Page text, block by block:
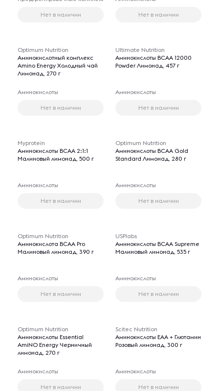
Нет в наличии Нет в наличии
Optimum Nutrition
Аминокислотный комплекс
Amino Energy Холодный чай
Лимонад, 270 г
Аминокислоты
Нет в наличии
Ultimate Nutrition
Аминокислоты BCAA 12000
Powder Лимонад, 457 г
Аминокислоты
Нет в наличии
Myprotein
Аминокислоты BCAA 2:1:1
Малиновый лимонад, 500 г
Аминокислоты
Нет в наличии
Optimum Nutrition
Аминокислоты BCAA Gold
Standard Лимонад, 280 г
Аминокислоты
Нет в наличии
Optimum Nutrition
Аминокислота BCAA Pro
Малиновый лимонад, 390 г
Аминокислоты
Нет в наличии
USPlabs
Аминокислоты BCAA Supreme
Малиновый лимонад, 535 г
Аминокислоты
Нет в наличии
Optimum Nutrition
Аминокислоты Essential
AmiNO Energy Черничный
лимонад, 270 г
Аминокислоты
Нет в наличии
Scitec Nutrition
Аминокислоты EAA + Глютамин
Розовый лимонад, 300 г
Аминокислоты
Нет в наличии